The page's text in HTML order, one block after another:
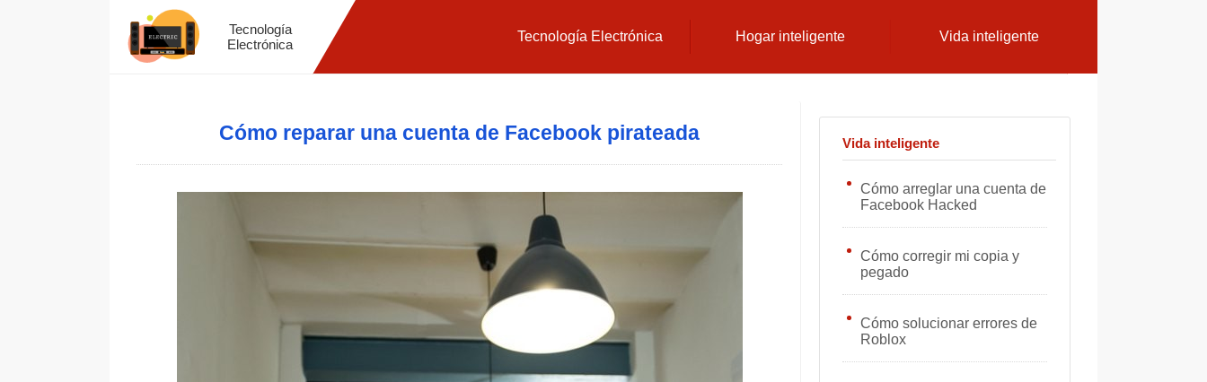
Tecnología
Electrónica
Tecnología Electrónica Hogar inteligente Vida inteligente
Cómo reparar una cuenta de Facebook pirateada Vida inteligente
Cómo arreglar una cuenta de
Facebook Hacked
Cómo corregir mi copia y
pegado
Cómo solucionar errores de
Roblox